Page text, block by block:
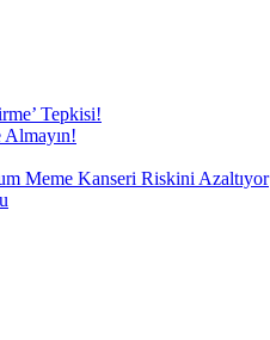
Tepkisi!
Almayın!
Meme Kanseri Riskini Azaltıyor